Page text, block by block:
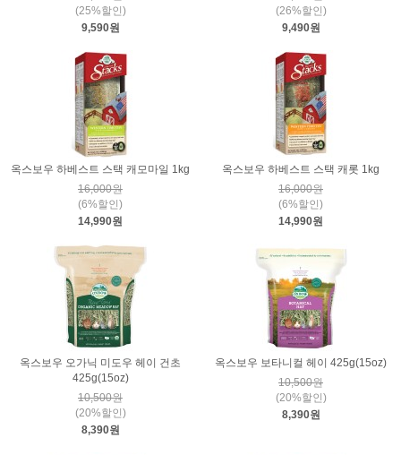
(25%할인)
9,590원
(26%할인)
9,490원
옥스보우 하베스트 스택 캐모마일 1kg
16,000원
(6%할인)
14,990원
옥스보우 하베스트 스택 캐롯 1kg
16,000원
(6%할인)
14,990원
옥스보우 오가닉 미도우 헤이 건초
425g(15oz)
10,500원
(20%할인)
8,390원
옥스보우 보타니컬 헤이 425g(15oz)
10,500원
(20%할인)
8,390원